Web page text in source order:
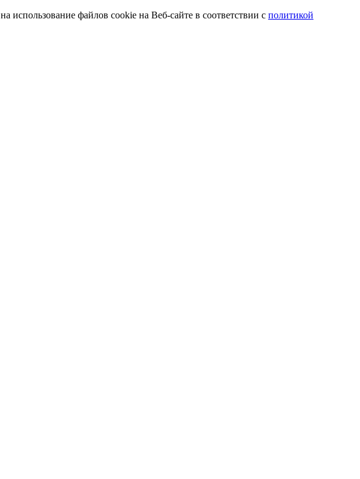
использование файлов cookie на Веб-сайте в соответствии с политикой